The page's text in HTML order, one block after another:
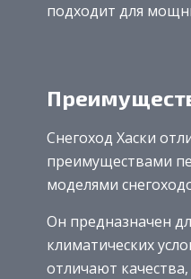
подходит для
Снегоход Хаски
преимуществами
моделями
Он предназначен
климатических
отличают качества,